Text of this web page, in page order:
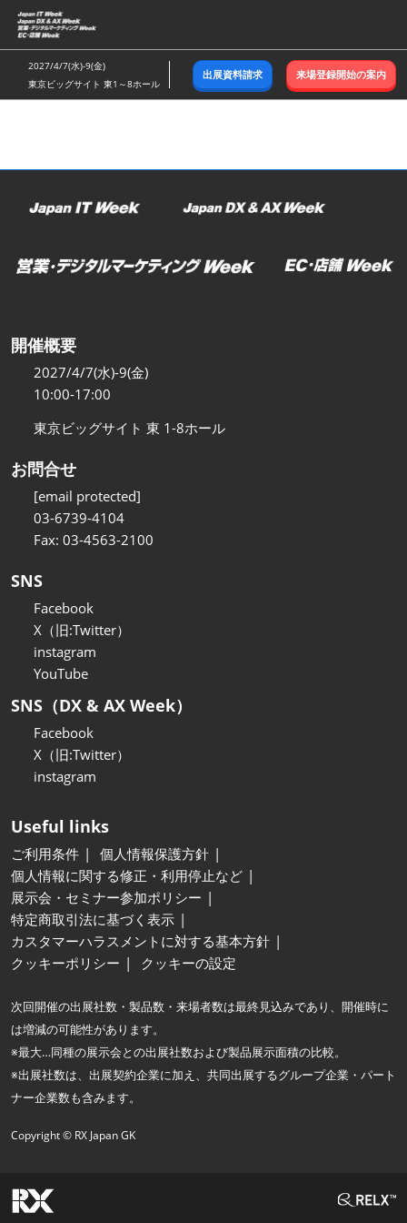
ス
キ
ッ
し
む
2027/4/7(水)-9(金)
東京ビッグサイト 東1～8ホール
出展資料請求 来場登録開始の案内
開催概要
2027/4/7(水)-9(金)
10:00-17:00
東京ビッグサイト 東 1-8ホール
お問合せ
[email protected]
03-6739-4104
Fax: 03-4563-2100
SNS
Facebook
X（旧:Twitter）
instagram
YouTube
SNS（DX & AX Week）
Facebook
X（旧:Twitter）
instagram
Useful links
ご利用条件
個人情報保護方針
個人情報に関する修正・利用停止など
展示会・セミナー参加ポリシー
特定商取引法に基づく表示
カスタマーハラスメントに対する基本方針
クッキーポリシー
クッキーの設定
次回開催の出展社数・製品数・来場者数は最終見込みであり、開催時に
は増減の可能性があります。
※最大…同種の展示会との出展社数および製品展示面積の比較。
※出展社数は、出展契約企業に加え、共同出展するグループ企業・パート
ナー企業数も含みます。
Copyright © RX Japan GK